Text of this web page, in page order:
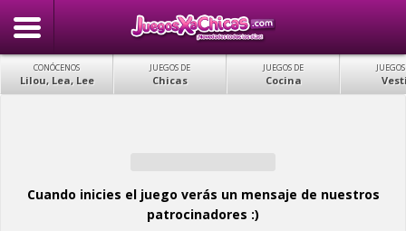
CONÓCENOS
Lilou, Lea, Lee
JUEGOS DE
Chicas
JUEGOS DE
Cocina
Cuando inicies el juego verás un mensaje de nuestros
patrocinadores :)